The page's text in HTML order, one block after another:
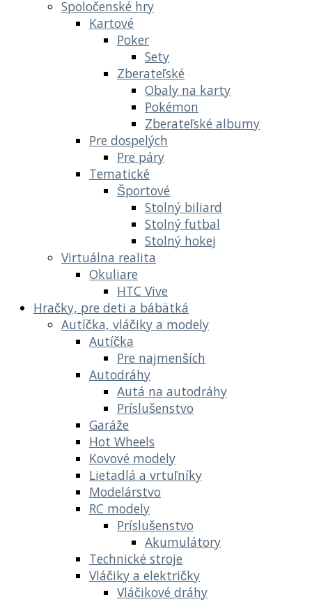
Spoločenské hry
Kartové
Poker
Sety
Zberateľské
Obaly na karty
Pokémon
Zberateľské albumy
Pre dospelých
Pre páry
Tematické
Športové
Stolný biliard
Stolný futbal
Stolný hokej
Virtuálna realita
Okuliare
HTC Vive
Hračky, pre deti a bábätká
Autíčka, vláčiky a modely
Autíčka
Pre najmenších
Autodráhy
Autá na autodráhy
Príslušenstvo
Garáže
Hot Wheels
Kovové modely
Lietadlá a vrtuľníky
Modelárstvo
RC modely
Príslušenstvo
Akumulátory
Technické stroje
Vláčiky a električky
Vláčikové dráhy